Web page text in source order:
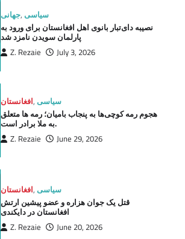
جهانی,سیاسی
نصیبه دای‌تبار بانوی اهل افغانستان برای ورود به
پارلمان سویدن نامزد شد
Z. Rezaie July 3, 2026
افغانستان,سیاسی
هجوم رمه کوچی‌ها به پنجاب بامیان؛ رمه ها متعلق
به ملا برادر است.
Z. Rezaie June 29, 2026
افغانستان,سیاسی
قتل یک جوان هزاره و عضو پیشین ارتش
افغانستان در دایکندی
Z. Rezaie June 20, 2026